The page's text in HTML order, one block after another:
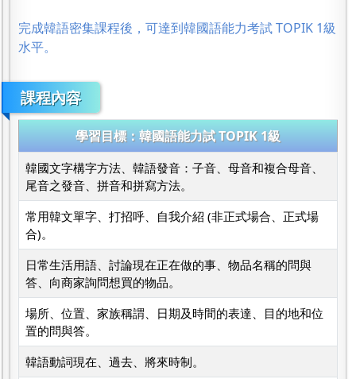
完成韓語密集課程後，可達到韓國語能力考試 TOPIK 1級
水平。
課程內容
學習目標：韓國語能力試 TOPIK 1級
韓國文字構字方法、韓語發音：子音、母音和複合母音、
尾音之發音、拼音和拼寫方法。
常用韓文單字、打招呼、自我介紹 (非正式場合、正式場
合)。
日常生活用語、討論現在正在做的事、物品名稱的問與
答、向商家詢問想買的物品。
場所、位置、家族稱謂、日期及時間的表達、目的地和位
置的問與答。
韓語動詞現在、過去、將來時制。